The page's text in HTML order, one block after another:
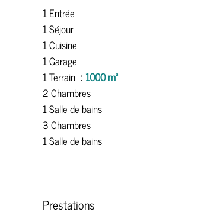
1 Entrée
1 Séjour
1 Cuisine
1 Garage
1 Terrain
1000 m²
2 Chambres
1 Salle de bains
3 Chambres
1 Salle de bains
Prestations